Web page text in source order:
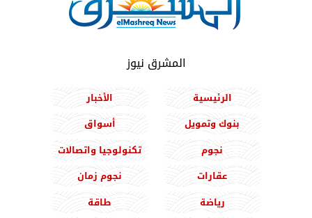
المشرق نيوز
الرئيسية
الأخبار
بنوك وتمويل
أسواق
نجوم
تكنولوجيا واتصالات
عقارات
نجوم زمان
رياضة
طاقة